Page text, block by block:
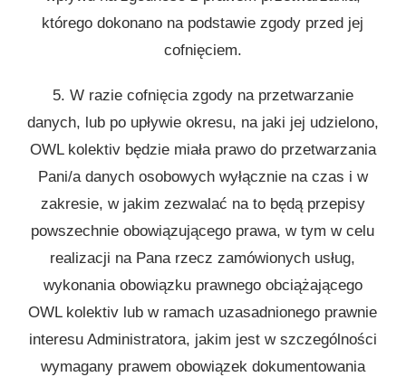
którego dokonano na podstawie zgody przed jej
cofnięciem.
5. W razie cofnięcia zgody na przetwarzanie
danych, lub po upływie okresu, na jaki jej udzielono,
OWL kolektiv będzie miała prawo do przetwarzania
Pani/a danych osobowych wyłącznie na czas i w
zakresie, w jakim zezwalać na to będą przepisy
powszechnie obowiązującego prawa, w tym w celu
realizacji na Pana rzecz zamówionych usług,
wykonania obowiązku prawnego obciążającego
OWL kolektiv lub w ramach uzasadnionego prawnie
interesu Administratora, jakim jest w szczególności
wymagany prawem obowiązek dokumentowania